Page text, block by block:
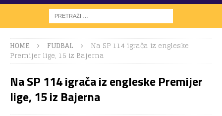
HOME FUDBAL
Na SP 114 igrača iz engleske
Premijer lige, 15 iz Bajerna
Na SP 114 igrača iz engleske Premijer
lige, 15 iz Bajerna